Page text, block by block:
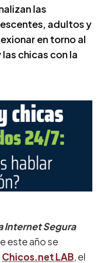
las
adultos y
en torno al
chicas con la
Internet Segura
este año se
Chicos.net LAB, el